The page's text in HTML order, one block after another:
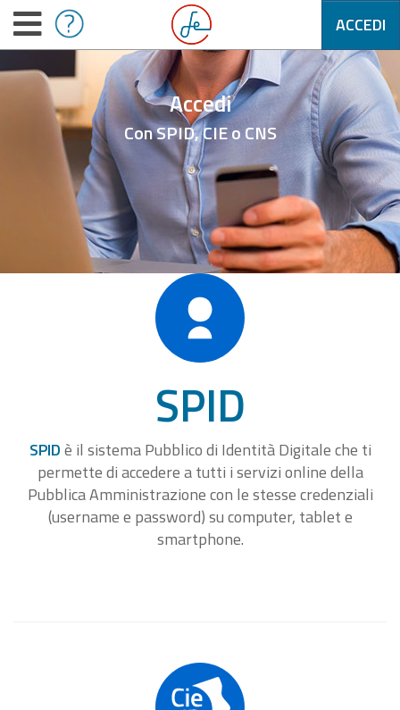
ACCEDI
Accedi
Con SPID, CIE o CNS
SPID
SPIDè il sistema Pubblico di Identità Digitale che ti
permette di accedere a tutti i servizi online della
Pubblica Amministrazione con le stesse credenziali
(username e password) su computer, tablet e
smartphone.